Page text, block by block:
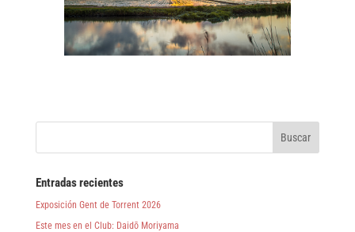
Entradas recientes
Exposición Gent de Torrent 2026
Este mes en el Club: Daidō Moriyama